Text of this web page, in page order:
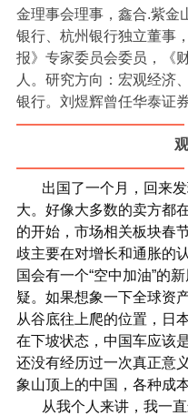
金理事会理事，鑫合.紫金
银行、杭州银行独立董事
报》专家委员会委员，《
人。研究方向：宏观经济
银行。刘煜辉曾任华泰证
出国了一个月，回来
大。好像大多数的卖方都
的开始，市场相关板块春
歧主要在对增长和通胀的
国会有一个“空中加油”的
疑。如果想象一下全球资
从谷底往上爬的位置，日
在下坡状态，中国车应该
还没有经历过一次真正意
象山顶上的中国，各种成
从我个人来讲，我一